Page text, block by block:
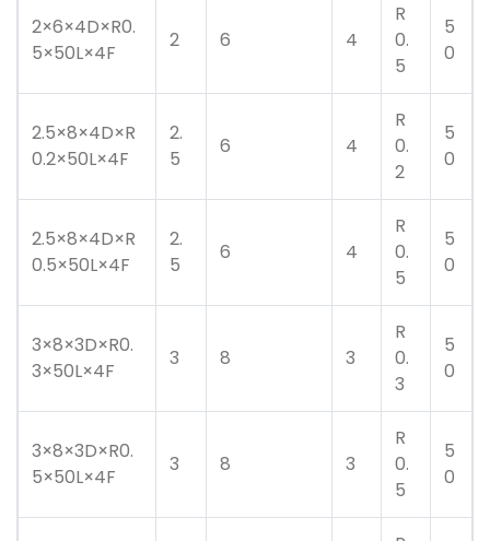
2×6×4D×R0.
5×50L×4F
2 6 4
R
0.
5
5
0
2.5×8×4D×R
0.2×50L×4F
2.
5
6 4
R
0.
2
5
0
2.5×8×4D×R
0.5×50L×4F
2.
5
6 4
R
0.
5
5
0
3×8×3D×R0.
3×50L×4F
3 8 3
R
0.
3
5
0
3×8×3D×R0.
5×50L×4F
3 8 3
R
0.
5
5
0